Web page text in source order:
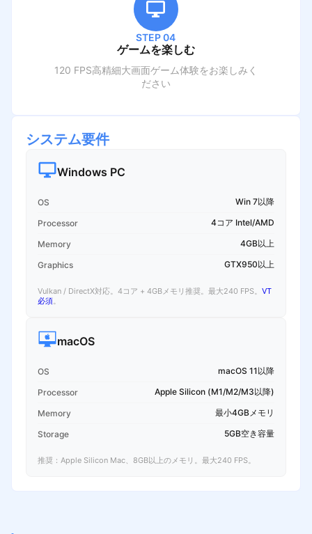
STEP 04
ゲームを楽しむ
120 FPS高精細大画面ゲーム体験をお楽しみく
ださい
システム要件
Windows PC
OS Win 7以降
Processor 4コア Intel/AMD
Memory 4GB以上
Graphics GTX950以上
Vulkan / DirectX対応。4コア + 4GBメモリ推奨。最大240 FPS。 VT
必須。
macOS
OS macOS 11以降
Processor Apple Silicon (M1/M2/M3以降)
Memory 最小4GBメモリ
Storage 5GB空き容量
推奨：Apple Silicon Mac、8GB以上のメモリ。最大240 FPS。